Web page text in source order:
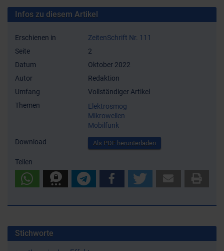
Infos zu diesem Artikel
Erschienen in
ZeitenSchrift Nr. 111
Seite
2
Datum
Oktober 2022
Autor
Redaktion
Umfang
Vollständiger Artikel
Themen
Elektrosmog
Mikrowellen
Mobilfunk
Download Als PDF herunterladen
Teilen
Stichworte